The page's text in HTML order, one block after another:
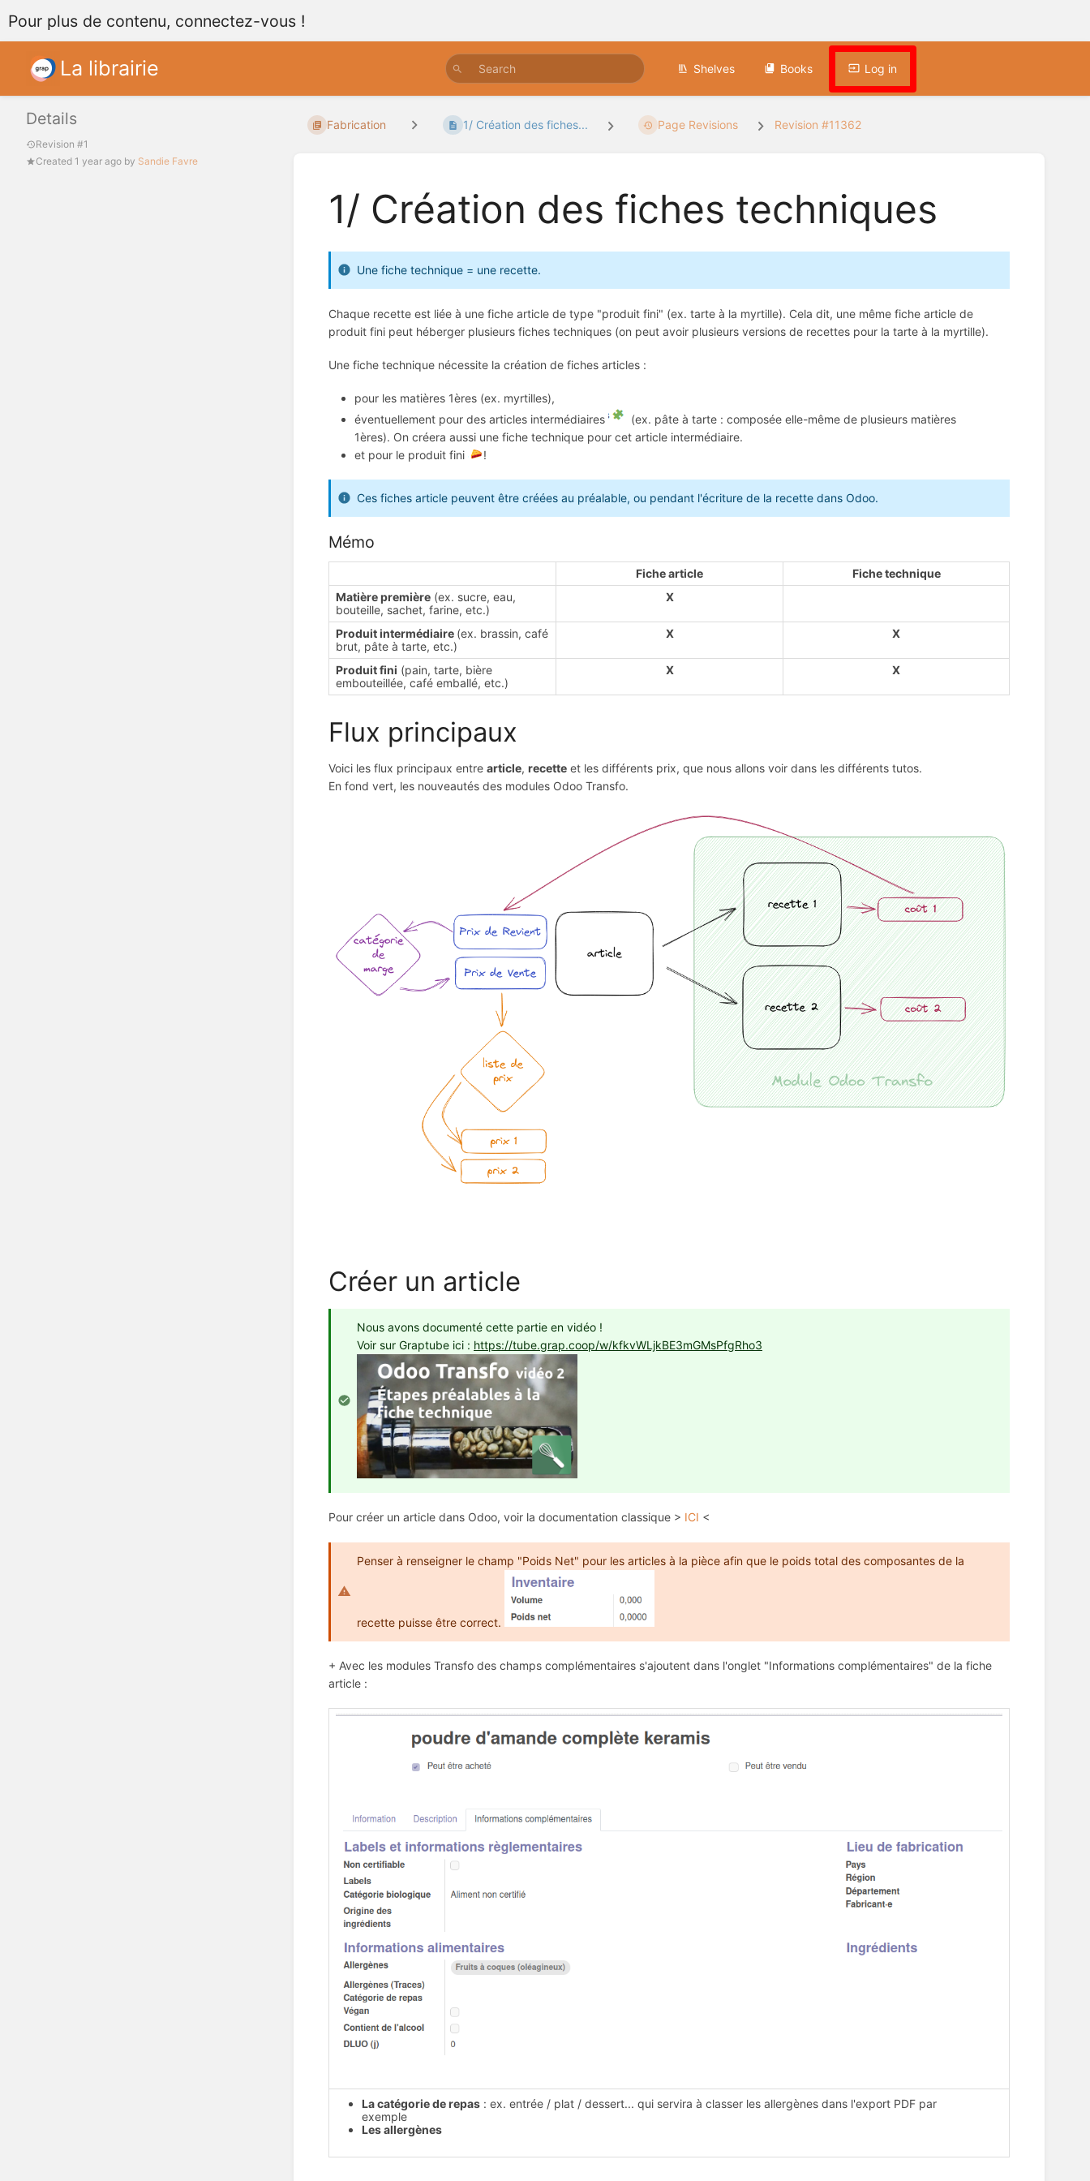
Pour plus de contenu, connectez-vous !
La librairie Shelves Books Log in
Details
Revision #1
Created 1 year ago by Sandie Favre
Fabrication 1/ Création des fiches... Page Revisions Revision #11362
1/ Création des fiches techniques
Une fiche technique = une recette.
Chaque recette est liée à une fiche article de type "produit fini" (ex. tarte à la myrtille). Cela dit, une même fiche article de
produit fini peut héberger plusieurs fiches techniques (on peut avoir plusieurs versions de recettes pour la tarte à la myrtille).
Une fiche technique nécessite la création de fiches articles :
pour les matières 1ères (ex. myrtilles),
éventuellement pour des articles intermédiaires
(ex. pâte à tarte : composée elle-même de plusieurs matières
1ères). On créera aussi une fiche technique pour cet article intermédiaire.
et pour le produit fini
!
Ces fiches article peuvent être créées au préalable, ou pendant l'écriture de la recette dans Odoo.
Mémo
Fiche article
Fiche technique
Matière première (ex. sucre, eau,
bouteille, sachet, farine, etc.)
X
Produit intermédiaire (ex. brassin, café
brut, pâte à tarte, etc.)
X X
Produit fini (pain, tarte, bière
embouteillée, café emballé, etc.)
X X
Flux principaux
Voici les flux principaux entre article, recette et les différents prix, que nous allons voir dans les différents tutos.
En fond vert, les nouveautés des modules Odoo Transfo.
Créer un article
Nous avons documenté cette partie en vidéo !
Voir sur Graptube ici : https://tube.grap.coop/w/kfkvWLjkBE3mGMsPfgRho3
Pour créer un article dans Odoo, voir la documentation classique > ICI <
Penser à renseigner le champ "Poids Net" pour les articles à la pièce afin que le poids total des composantes de la
recette puisse être correct.
+ Avec les modules Transfo des champs complémentaires s'ajoutent dans l'onglet "Informations complémentaires" de la fiche
article :
La catégorie de repas : ex. entrée / plat / dessert... qui servira à classer les allergènes dans l'export PDF par
exemple
Les allergènes